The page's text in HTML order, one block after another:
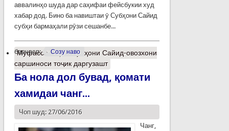
аввалинҳо шуда дар саҳифаи фейсбукии худ
хабар дод. Бино ба навиштаи ӯ Субҳони Сайид
субҳи бармаҳали рӯзи сешанбе...
барчасп: Созу наво
Муфассалтаро Субҳони Сайид-овозхони
саршиноси тоҷик даргузашт
Ба нола дол бувад, қомати
хамидаи чанг...
Чоп шуд: 27/06/2016
Чанг,